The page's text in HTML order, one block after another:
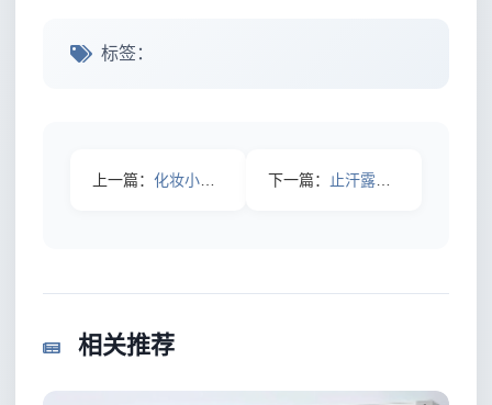
标签：
上一篇： 化妆小白避坑指南：看完少走3年弯路的2026最新实操清单 下一篇： 止汗露怎么用？2026年实测不翻车的7个细节，让你干爽一整天
相关推荐